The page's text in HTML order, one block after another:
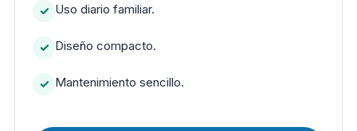
Uso diario familiar.
Diseño compacto.
Mantenimiento sencillo.